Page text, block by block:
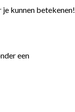
kunnen betekenen!
een